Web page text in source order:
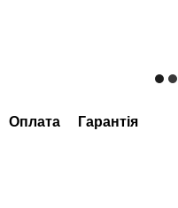
Оплата Гарантія